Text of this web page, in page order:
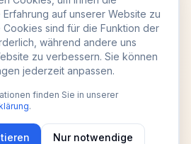
auf unserer Website zu
Cookies sind für die Funktion der
während andere uns
zu verbessern. Sie können
jederzeit anpassen.
finden Sie in unserer
.
Nur notwendige